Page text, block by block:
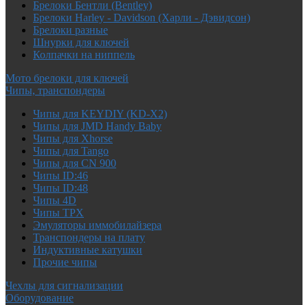
Брелоки Бентли (Bentley)
Брелоки Harley - Davidson (Харли - Дэвидсон)
Брелоки разные
Шнурки для ключей
Колпачки на ниппель
Мото брелоки для ключей
Чипы, транспондеры
Чипы для KEYDIY (KD-X2)
Чипы для JMD Handy Baby
Чипы для Xhorse
Чипы для Tango
Чипы для CN 900
Чипы ID:46
Чипы ID:48
Чипы 4D
Чипы TPX
Эмуляторы иммобилайзера
Транспондеры на плату
Индуктивные катушки
Прочие чипы
Чехлы для сигнализации
Оборудование